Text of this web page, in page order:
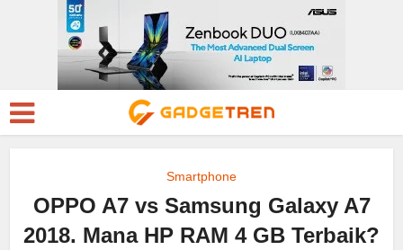
Smartphone
OPPO A7 vs Samsung Galaxy A7
2018. Mana HP RAM 4 GB Terbaik?